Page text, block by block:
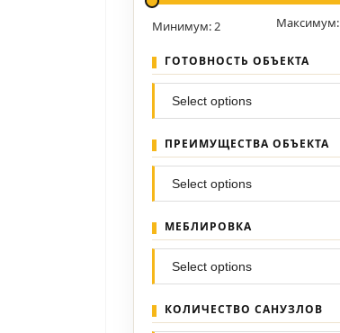
Минимум:2 Максимум:
ГОТОВНОСТЬ ОБЪЕКТА
ПРЕИМУЩЕСТВА ОБЪЕКТА
МЕБЛИРОВКА
КОЛИЧЕСТВО САНУЗЛОВ